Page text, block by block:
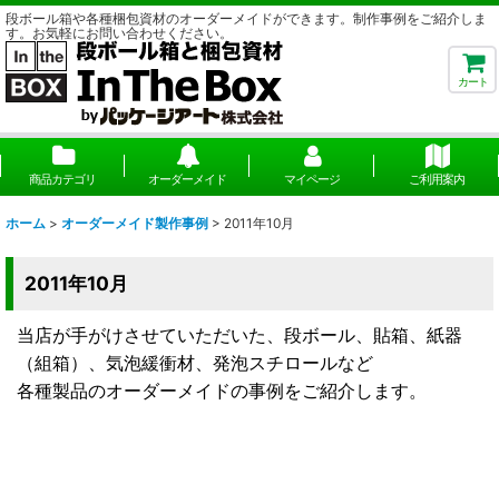
段ボール箱や各種梱包資材のオーダーメイドができます。制作事例をご紹介しま
す。お気軽にお問い合わせください。
カート
商品カテゴリ オーダーメイド マイページ ご利用案内
ホーム > オーダーメイド製作事例 > 2011年10月
2011年10月
当店が手がけさせていただいた、段ボール、貼箱、紙器
（組箱）、気泡緩衝材、発泡スチロールなど
各種製品のオーダーメイドの事例をご紹介します。